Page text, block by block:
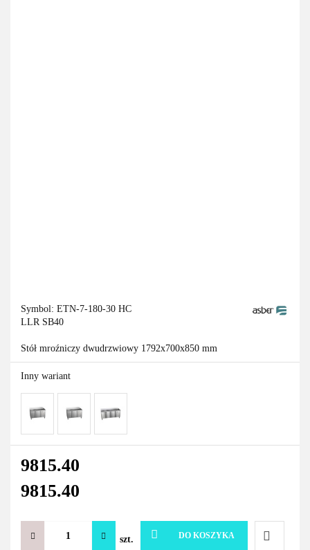
Symbol: ETN-7-180-30 HC
LLR SB40
Stół mroźniczy dwudrzwiowy 1792x700x850 mm
Inny wariant
9815.40
9815.40
szt. DO KOSZYKA